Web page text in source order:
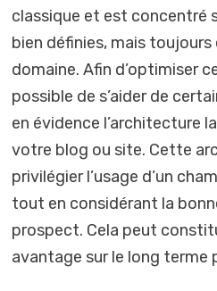
classique et est concentré
bien définies, mais
domaine. Afin d’optimiser
possible de s’aider de
en évidence l’architecture
votre blog ou site. Cette
privilégier l’usage d’un
tout en considérant la
prospect. Cela peut
avantage sur le long terme